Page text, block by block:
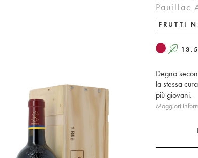
Pauillac
FRUTTI
A 13.5
Degno
la stessa
più giovani.
Maggiori